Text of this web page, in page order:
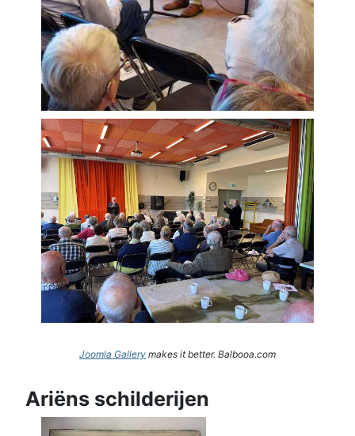
Joomla Gallery makes it better. Balbooa.com
Ariëns schilderijen